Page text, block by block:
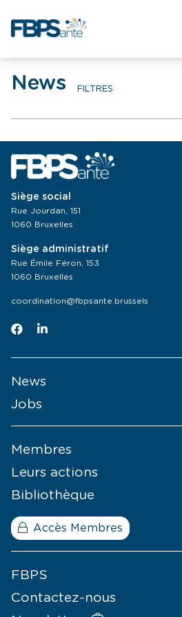
News FILTRES
Siège social
Rue Jourdan, 151
1060 Bruxelles
Siège administratif
Rue Émile Féron, 153
1060 Bruxelles
coordination@fbpsante.brussels
News
Jobs
Membres
Leurs actions
Bibliothèque
Accès Membres
FBPS
Contactez-nous